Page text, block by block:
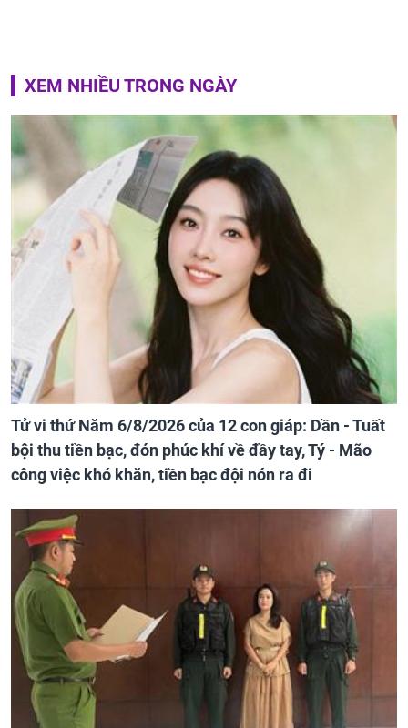
XEM NHIỀU TRONG NGÀY
Tử vi thứ Năm 6/8/2026 của 12 con giáp: Dần - Tuất
bội thu tiền bạc, đón phúc khí về đầy tay, Tý - Mão
công việc khó khăn, tiền bạc đội nón ra đi